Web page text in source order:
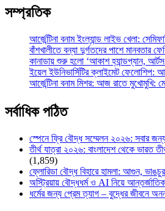
সম্প্রতিক
আর্জেন্টিনা বনাম ইংল্যান্ড লাইভ খেলা:
বাঁশখালীতে বন্যা দুর্গতদের পাশে মানবতার
কানাডায় শুরু হলো ‘আকাশ হ্যান্ডপ্যান,
ইয়েল ইউনিভার্সিটির ক্লাইমেট ফেলোশিপ:
আর্জেন্টিনা বনাম মিশর: আজ রাতে মুখোমুখি:
সর্বাধিক পঠিত
স্পেনে ফ্রি বৌদ্ধ সম্মেলন ২০২৬: সবার
তীর্থ যাত্রা ২০২৬: বাংলাদেশ থেকে ভারত
(1,859)
ফ্লোরিডা বৌদ্ধ বিহারে হামলা: আগুন,
অস্ট্রিয়ায় বৌদ্ধধর্ম ও AI নিয়ে
ধর্মের জন্য প্রেম ত্যাগ – বুদ্ধের জীবনে